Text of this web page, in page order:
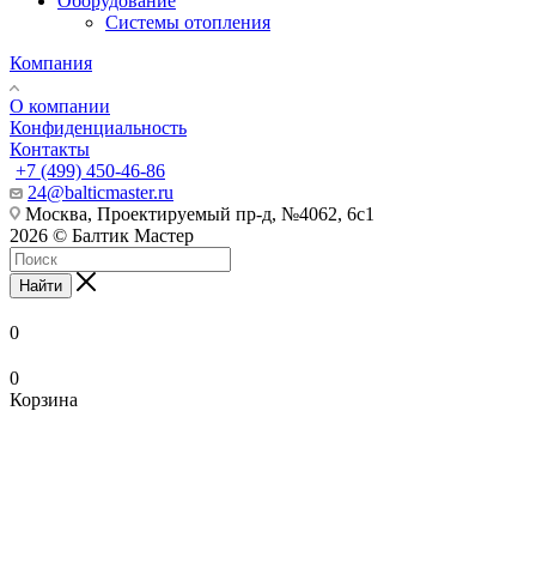
Системы отопления
Компания
О компании
Конфиденциальность
Контакты
+7 (499) 450-46-86
24@balticmaster.ru
Москва, Проектируемый пр-д, №4062, 6с1
2026 © Балтик Мастер
Найти
0
0
Корзина